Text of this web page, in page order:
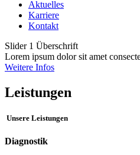
Aktuelles
Karriere
Kontakt
Slider 1 Überschrift
Lorem ipsum dolor sit amet
Weitere Infos
Leistungen
Unsere Leistungen
Diagnostik